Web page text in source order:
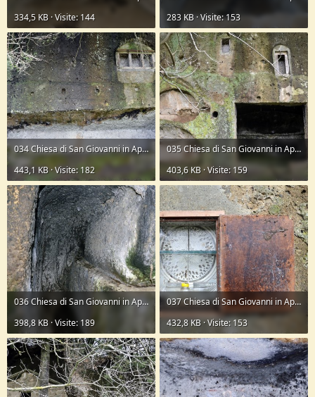
334,5 KB · Visite: 144
283 KB · Visite: 153
034 Chiesa di San Giovanni in Apollo.JPG
443,1 KB · Visite: 182
035 Chiesa di San Giovanni in Apollo.JPG
403,6 KB · Visite: 159
036 Chiesa di San Giovanni in Apollo.JPG
398,8 KB · Visite: 189
037 Chiesa di San Giovanni in Apollo.JPG
432,8 KB · Visite: 153